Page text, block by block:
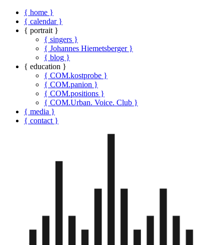
{ home }
{ calendar }
{ portrait }
{ singers }
{ Johannes Hiemetsberger }
{ blog }
{ education }
{ COM.kostprobe }
{ COM.panion }
{ COM.positions }
{ COM.Urban. Voice. Club }
{ media }
{ contact }